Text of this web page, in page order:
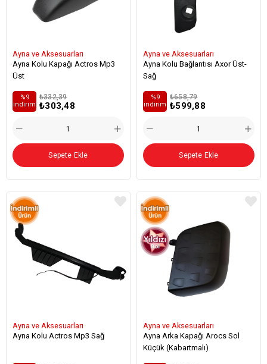
Ayna ve Aksesuarları
Ayna Kolu Kapağı Actros Mp3
Üst
₺303,48
₺332,39
%9
i̇ndirim
Sepete Ekle
Ayna ve Aksesuarları
Ayna Kolu Bağlantısı Axor Üst-
Sağ
₺599,88
₺658,79
%9
i̇ndirim
Sepete Ekle
Ayna ve Aksesuarları
Ayna Kolu Actros Mp3 Sağ
Ayna ve Aksesuarları
Ayna Arka Kapağı Arocs Sol
Küçük (Kabartmalı)